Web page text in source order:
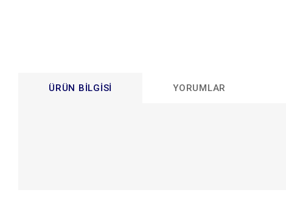
ÜRÜN BILGISI YORUMLAR